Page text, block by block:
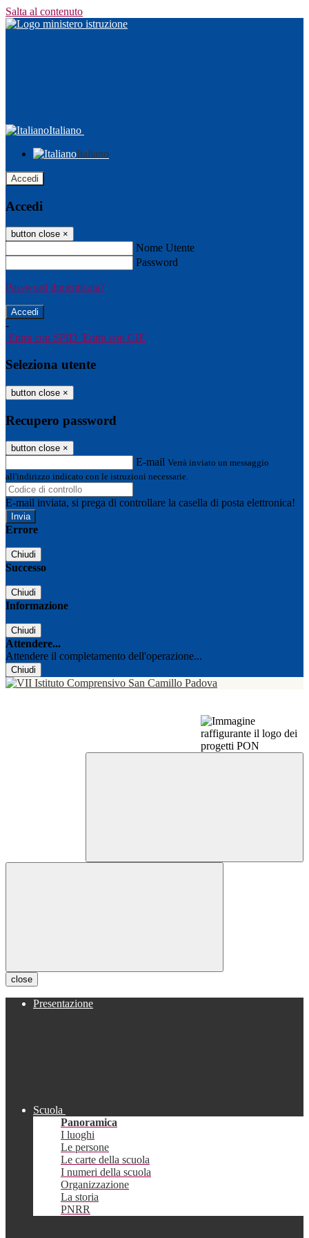
Salta al contenuto
Italiano
Italiano
Accedi
Accedi
button close ×
Nome Utente
Password
Password dimenticata?
-
Entra con SPID Entra con CIE
Seleziona utente
button close ×
Recupero password
button close ×
E-mail Verrà inviato un messaggio
all'indirizzo indicato con le istruzioni necessarie.
E-mail inviata, si prega di controllare la casella di posta elettronica!
Errore
Chiudi
Successo
Chiudi
Informazione
Chiudi
Attendere...
Attendere il completamento dell'operazione...
Chiudi
close
Presentazione
Scuola
Panoramica
I luoghi
Le persone
Le carte della scuola
I numeri della scuola
Organizzazione
La storia
PNRR